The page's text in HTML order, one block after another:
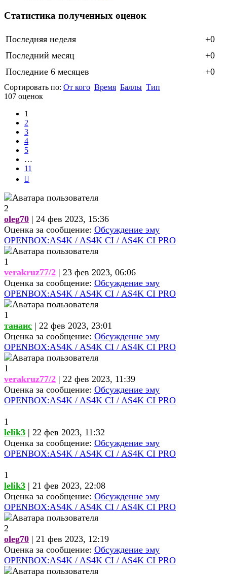
Статистика полученных оценок
Последняя неделя
+0
Последний месяц
+0
Последние 6 месяцев
+0
Сортировать по: От кого Время Баллы Тип
107 оценок
1
2
3
4
5
…
11
2
oleg70 | 24 фев 2023, 15:36
Оценка за сообщение: Обсуждение эму
OPENBOX:AS4K / AS4K CI / AS4K CI PRO
1
verakruz77/2 | 23 фев 2023, 06:06
Оценка за сообщение: Обсуждение эму
OPENBOX:AS4K / AS4K CI / AS4K CI PRO
1
танаис | 22 фев 2023, 23:01
Оценка за сообщение: Обсуждение эму
OPENBOX:AS4K / AS4K CI / AS4K CI PRO
1
verakruz77/2 | 22 фев 2023, 11:39
Оценка за сообщение: Обсуждение эму
OPENBOX:AS4K / AS4K CI / AS4K CI PRO
1
lelik3 | 22 фев 2023, 11:32
Оценка за сообщение: Обсуждение эму
OPENBOX:AS4K / AS4K CI / AS4K CI PRO
1
lelik3 | 21 фев 2023, 22:08
Оценка за сообщение: Обсуждение эму
OPENBOX:AS4K / AS4K CI / AS4K CI PRO
2
oleg70 | 21 фев 2023, 12:19
Оценка за сообщение: Обсуждение эму
OPENBOX:AS4K / AS4K CI / AS4K CI PRO